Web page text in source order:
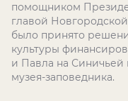
помощником
главой
было принято
культуры
и Павла на Синичьей
музея-заповедника.